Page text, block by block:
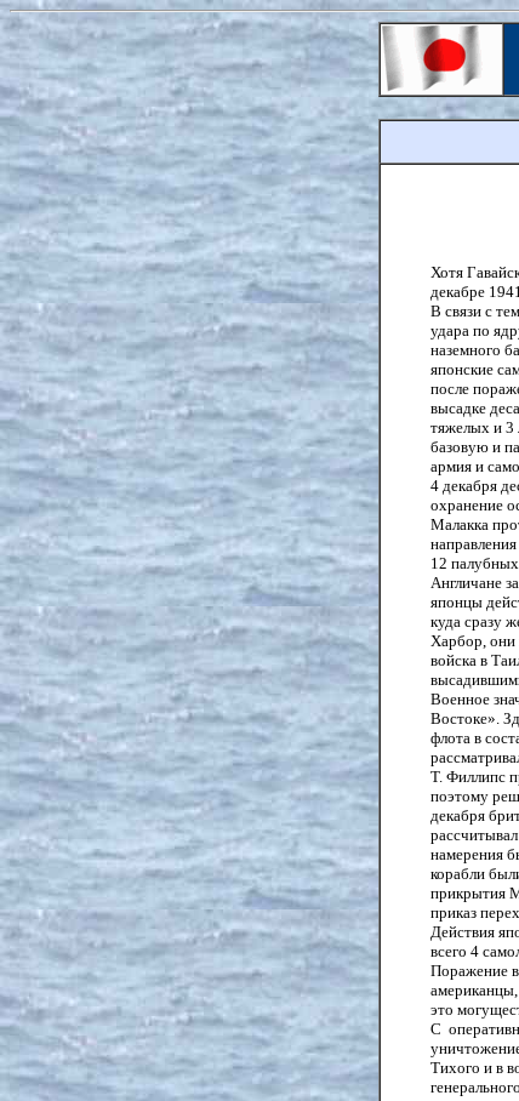
Хотя
декабре
В связи с
удара по
наземного
японские
после
высадке
тяжелых и 3
базовую и
армия и
4 декабря
охранение
Малакка
12
Англичане
японцы
куда сразу
Харбор, они
войска в
Военное
Востоке».
флота в
Т. Филлипс
поэтому
декабря
намерения
корабли
прикрытия
приказ
Действия
всего 4
Поражение в
американцы,
это
С
Тихого и в